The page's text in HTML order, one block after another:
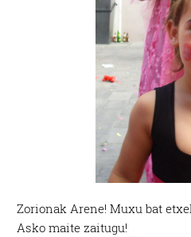
Zorionak Arene! Muxu bat
Asko maite zaitugu!